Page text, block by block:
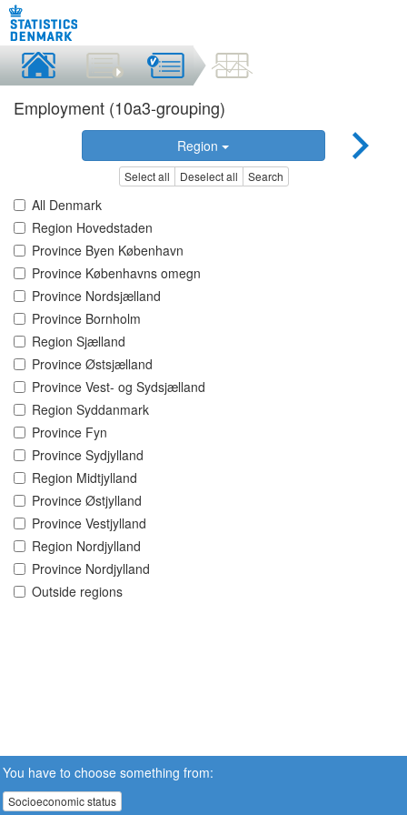
Employment (10a3-grouping)
Region
Select all Deselect all Search
All Denmark
Region Hovedstaden
Province Byen København
Province Københavns omegn
Province Nordsjælland
Province Bornholm
Region Sjælland
Province Østsjælland
Province Vest- og Sydsjælland
Region Syddanmark
Province Fyn
Province Sydjylland
Region Midtjylland
Province Østjylland
Province Vestjylland
Region Nordjylland
Province Nordjylland
Outside regions
You have to choose something from:
Socioeconomic status